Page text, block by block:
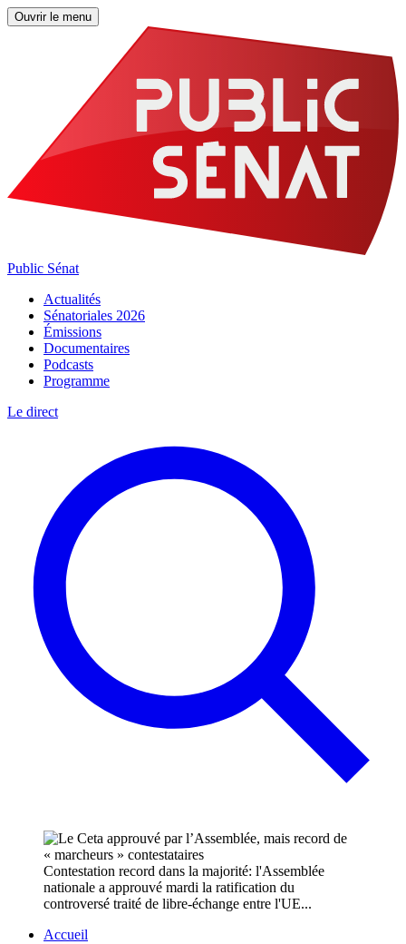
Ouvrir le menu
Public Sénat
Actualités
Sénatoriales 2026
Émissions
Documentaires
Podcasts
Programme
Le direct
Contestation record dans la majorité: l'Assemblée
nationale a approuvé mardi la ratification du
controversé traité de libre-échange entre l'UE...
Accueil